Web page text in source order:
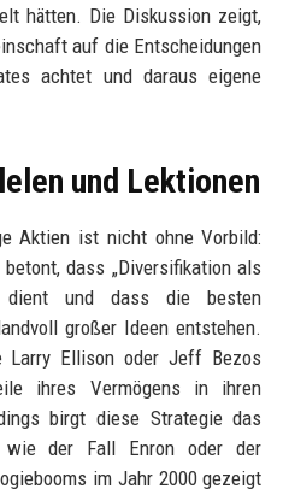
hätten. Die Diskussion zeigt,
auf die Entscheidungen
achtet und daraus eigene
und Lektionen
Aktien ist nicht ohne Vorbild:
dass „Diversifikation als
dient und dass die besten
großer Ideen entstehen.
Larry Ellison oder Jeff Bezos
ihres Vermögens in ihren
birgt diese Strategie das
wie der Fall Enron oder der
im Jahr 2000 gezeigt